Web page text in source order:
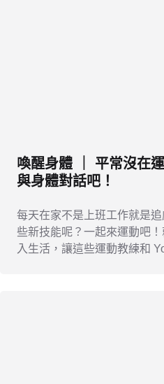
喚醒身體 ｜ 平常沒在
與身體對話吧！
每天在家不是上班工作就是
些新技能呢？一起來運動吧
入生活，讓這些運動教練和